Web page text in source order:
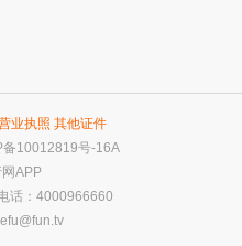
业执照 其他证件
备10012819号-16A
APP
话：4000966660